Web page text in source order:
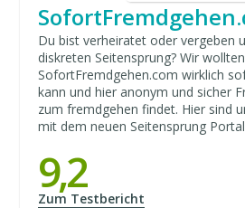
Du bist verheiratet oder vergeben
diskreten Seitensprung? Wir
SofortFremdgehen.com wirklich
kann und hier anonym und sicher
zum fremdgehen findet. Hier sind
mit dem neuen Seitensprung
9,2
Zum Testbericht